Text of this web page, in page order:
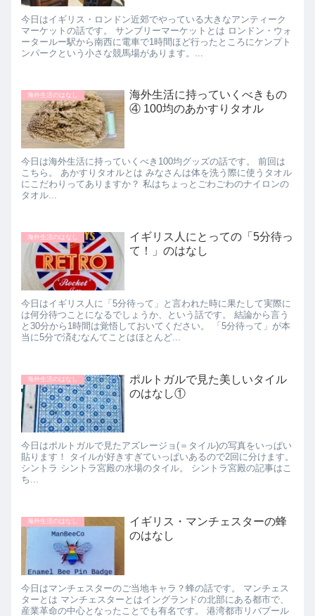
今日はイギリス・ロンドン近郊でやっている大きなアンティーク
マーケットの話です。 サンブリーマーケットとは ロンドン・ウォ
ータールー駅から南西に電車で1時間ほど行ったところにケンプト
ンパークという小さな競馬場があります。...
海外生活のはなし
海外生活に持っていくべきもの
④ 100均のあかすりタオル
今日は海外生活に持っていくべき100均グッズの話です。 前回は
こちら。 あかすりタオルとは みなさんは体を洗う際に使うタオル
にこだわりってありますか？ 私はちょっとごわごわのナイロンの
タオル...
海外生活のはなし
イギリス人にとっての「5分待っ
て！」のはなし
今日はイギリス人に「5分待って」と言われた時に果たして実際に
は何分待つことになるでしょうか、という話です。 結論から言う
と30分から1時間は覚悟しておいてください。 「5分待って」が本
当に5分で済むなんてことはほとんど...
海外生活のはなし
ポルトガルで見た美しいタイル
のはなし①
今日はポルトガルで見たアズレージョ(＝タイル)の写真をいっぱい
貼ります！ タイルが好きすぎていっぱいあるので2回に分けます。
シントラ シントラ宮殿の水場のタイル。 シントラ宮殿の記事はこ
ち...
海外生活のはなし
イギリス・マンチェスターの蜂
のはなし
今日はマンチェスターのご当地キャラ？蜂の話です。 マンチェス
ターとは マンチェスターとはイングランドの北部にある都市で、
産業革命の中心となったことでも有名です。 港湾都市リバプール